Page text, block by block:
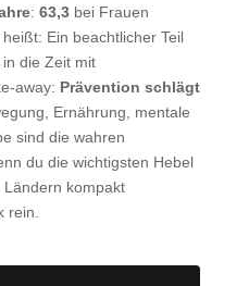
: 63,3bei Frauen
Ein beachtlicher Teil
die Zeit mit
away: Prävention schlägt
Ernährung, mentale
sind die wahren
du die wichtigsten Hebel
kompakt
rein.